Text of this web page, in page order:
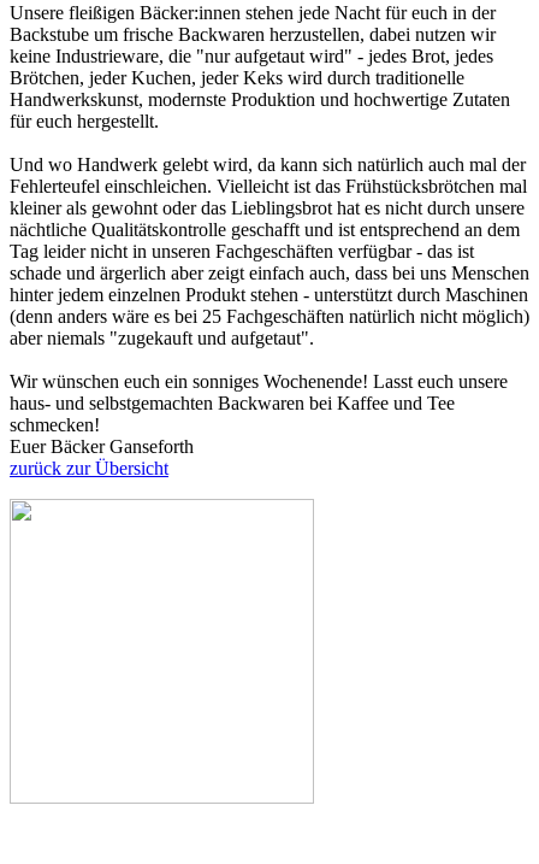
Unsere fleißigen Bäcker:innen stehen jede Nacht für euch in der
Backstube um frische Backwaren herzustellen, dabei nutzen wir
keine Industrieware, die "nur aufgetaut wird" - jedes Brot, jedes
Brötchen, jeder Kuchen, jeder Keks wird durch traditionelle
Handwerkskunst, modernste Produktion und hochwertige Zutaten
für euch hergestellt.
Und wo Handwerk gelebt wird, da kann sich natürlich auch mal der
Fehlerteufel einschleichen. Vielleicht ist das Frühstücksbrötchen mal
kleiner als gewohnt oder das Lieblingsbrot hat es nicht durch unsere
nächtliche Qualitätskontrolle geschafft und ist entsprechend an dem
Tag leider nicht in unseren Fachgeschäften verfügbar - das ist
schade und ärgerlich aber zeigt einfach auch, dass bei uns Menschen
hinter jedem einzelnen Produkt stehen - unterstützt durch Maschinen
(denn anders wäre es bei 25 Fachgeschäften natürlich nicht möglich)
aber niemals "zugekauft und aufgetaut".
Wir wünschen euch ein sonniges Wochenende! Lasst euch unsere
haus- und selbstgemachten Backwaren bei Kaffee und Tee
schmecken!
Euer Bäcker Ganseforth
zurück zur Übersicht